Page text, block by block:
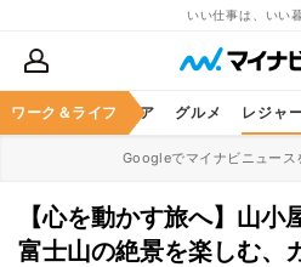
いい仕事は、いい
ワーク＆ライフ
暮らし ヘルスケア グルメ レジャ
Googleでマイナビニュース
【心を動かす旅へ】山
富士山の絶景を楽しむ、